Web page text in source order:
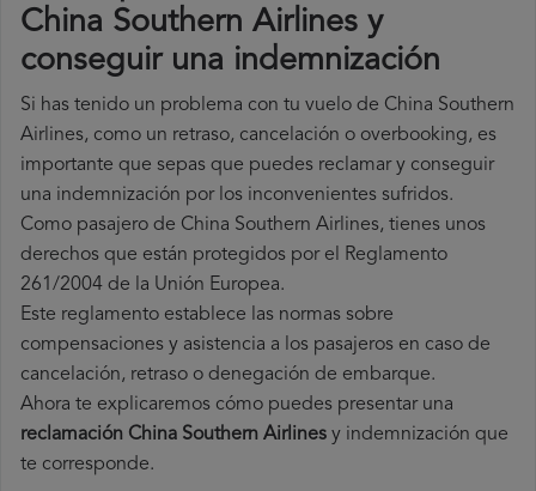
China Southern Airlines y
conseguir una indemnización
Si has tenido un problema con tu vuelo de China Southern
Airlines, como un retraso, cancelación o overbooking, es
importante que sepas que puedes reclamar y conseguir
una indemnización por los inconvenientes sufridos.
Como pasajero de China Southern Airlines, tienes unos
derechos que están protegidos por el Reglamento
261/2004 de la Unión Europea.
Este reglamento establece las normas sobre
compensaciones y asistencia a los pasajeros en caso de
cancelación, retraso o denegación de embarque.
Ahora te explicaremos cómo puedes presentar una
reclamación China Southern Airlines y indemnización que
te corresponde.